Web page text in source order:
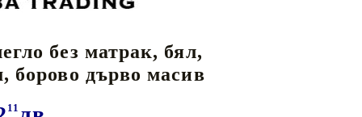
и софтбол
и лакрос
спортно оборудване
без матрак, бял,
борово дърво масив
11